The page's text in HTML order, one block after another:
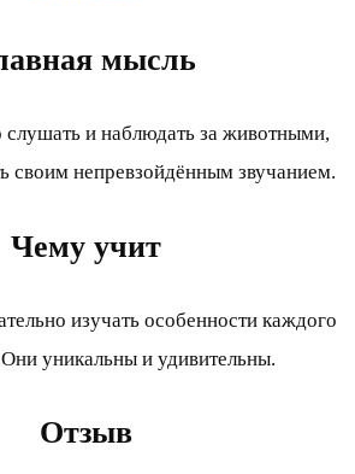
мысль
слушать и наблюдать за животными,
своим непревзойдённым звучанием.
Чему учит
изучать особенности каждого
уникальны и удивительны.
Отзыв